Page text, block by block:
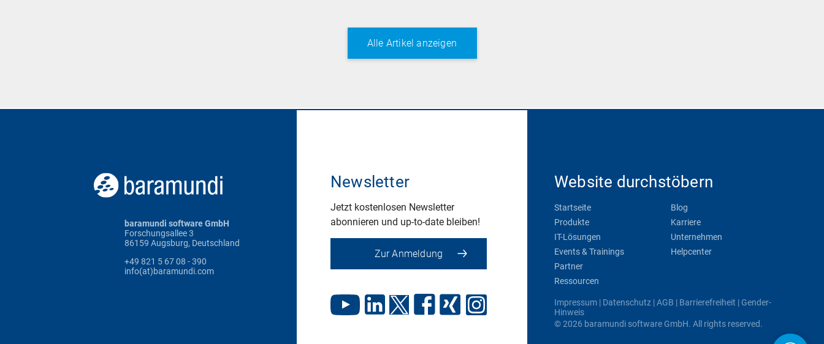
Alle Artikel anzeigen
baramundi software GmbH
Forschungsallee 3
86159 Augsburg, Deutschland
+49 821 5 67 08 - 390
info(at)baramundi.com
Newsletter
Jetzt kostenlosen Newsletter
abonnieren und up-to-date bleiben!
Zur Anmeldung
Website durchstöbern
Startseite
Produkte
IT-Lösungen
Events & Trainings
Partner
Ressourcen
Blog
Karriere
Unternehmen
Helpcenter
Impressum| Datenschutz|AGB | Barrierefreiheit | Gender-
Hinweis
© 2026 baramundi software GmbH. All rights reserved.